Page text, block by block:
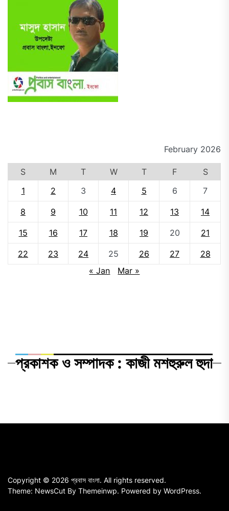
February 2026
S M T W T F
S
1
2 3 4 5 6 7
8 9 10 11 12 13 14
15 16 17 18 19 20 21
22 23 24 25 26 27
28
« Jan
Mar »
প্রকাশক ও সম্পাদক : কাজী মশহুরুল হুদা
Copyright © 2026 প্রবাস বাংলা. All rights reserved.
Theme: NewsCut By Themeinwp. Powered by WordPress.